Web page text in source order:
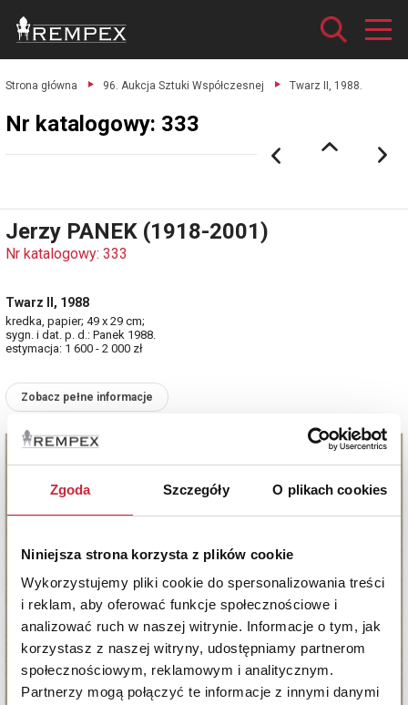
Zgoda Szczegóły O plikach cookies
Niniejsza strona korzysta z plików cookie
Wykorzystujemy pliki cookie do spersonalizowania treści
i reklam, aby oferować funkcje społecznościowe i
analizować ruch w naszej witrynie. Informacje o tym, jak
korzystasz z naszej witryny, udostępniamy partnerom
społecznościowym, reklamowym i analitycznym.
Partnerzy mogą połączyć te informacje z innymi danymi
Strona główna 96. Aukcja Sztuki Współczesnej Twarz II, 1988.
Nr katalogowy: 333
Jerzy PANEK (1918-2001)
Nr katalogowy: 333
Twarz II, 1988
kredka, papier; 49 x 29 cm;
sygn. i dat. p. d.: Panek 1988.
estymacja: 1 600 - 2 000 zł
Zobacz pełne informacje